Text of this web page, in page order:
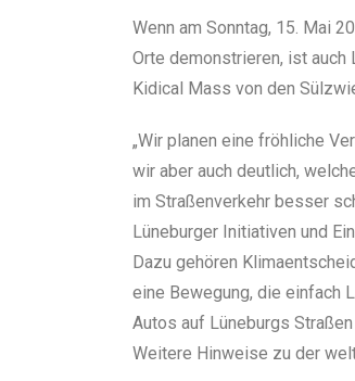
Wenn am Sonntag, 15. Mai
Orte demonstrieren, ist auch
Kidical Mass von den
„Wir planen eine fröhliche
wir aber auch deutlich,
im Straßenverkehr besser
Lüneburger Initiativen und
Dazu gehören
eine Bewegung, die einfach
Autos auf Lüneburgs
Weitere Hinweise zu der